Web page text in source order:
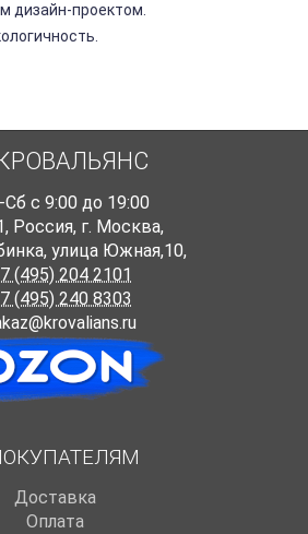
дизайн-проектом.
с 9:00 до 19:00
, Россия, г. Москва,
улица Южная,10,
(495) 204 2101
(495) 240 8303
Доставка
Оплата